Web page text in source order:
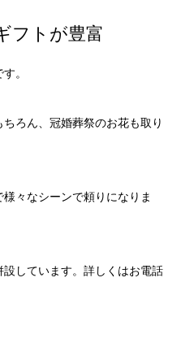
フトが豊富
。
ろん、冠婚葬祭のお花も取り
々なシーンで頼りになりま
しています。詳しくはお電話